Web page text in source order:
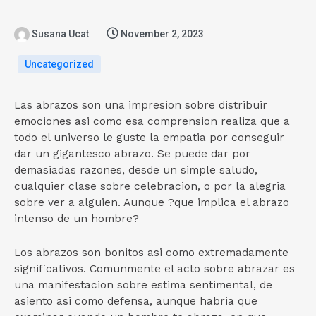
Susana Ucat November 2, 2023
Uncategorized
Las abrazos son una impresion sobre distribuir
emociones asi­ como esa comprension realiza que a
todo el universo le guste la empatia por conseguir
dar un gigantesco abrazo. Se puede dar por
demasiadas razones, desde un simple saludo,
cualquier clase sobre celebracion, o por la alegria
sobre ver a alguien. Aunque ?que implica el abrazo
intenso de un hombre?
Los abrazos son bonitos asi­ como extremadamente
significativos. Comunmente el acto sobre abrazar es
una manifestacion sobre estima sentimental, de
asiento asi­ como defensa, aunque habria que